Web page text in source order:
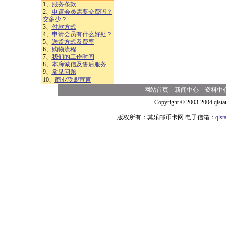
1、
服务条款
2、 申请会员需要交费吗？
交多少？
3、 付款方式
4、 申请会员有什么好处？
5、 送货方式及费率
6、
购物流程
7、 我们的工作时间
8、 本廊诚信及售后服务
9、 常见问题
10、 商业联盟宣言
网站首页 新闻中心
资料中
Copyright © 2003-2004
版权所有：其乐邮币卡网 电子信箱：